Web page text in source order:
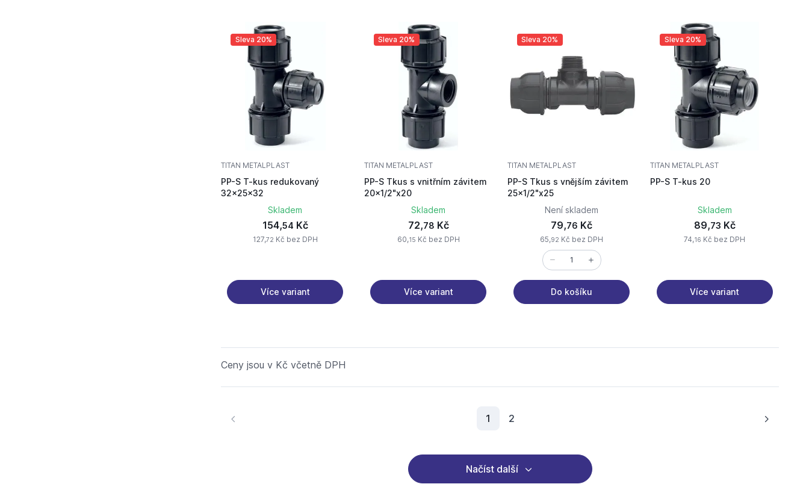
Sleva 20%
TITAN METALPLAST
PP-S T-kus redukovaný
32x25x32
Skladem
154,54 Kč
127,72 Kč bez DPH
Více variant
Sleva 20%
TITAN METALPLAST
PP-S Tkus s vnitřním závitem
20x1/2"x20
Skladem
72,78 Kč
60,15 Kč bez DPH
Více variant
Sleva 20%
TITAN METALPLAST
PP-S Tkus s vnějším závitem
25x1/2"x25
Není skladem
79,76 Kč
65,92 Kč bez DPH
Do košíku
Sleva 20%
TITAN METALPLAST
PP-S T-kus 20
Skladem
89,73 Kč
74,16 Kč bez DPH
Více variant
Ceny jsou v Kč včetně DPH
1 Aktuální stránka
2
Načíst další